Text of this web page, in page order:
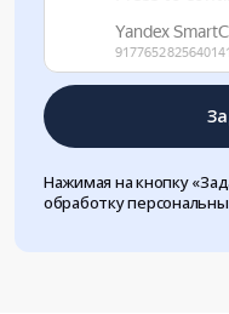
Нажимая на кнопку
обработку